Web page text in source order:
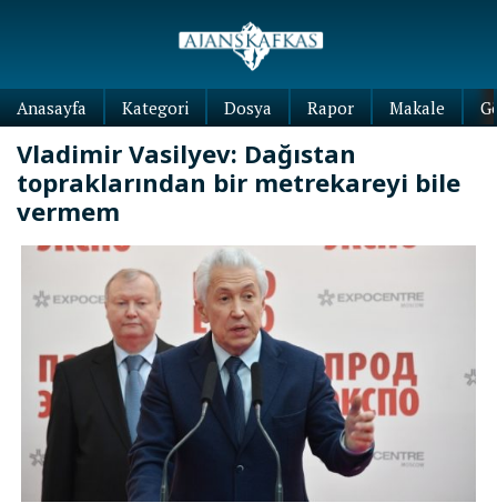
Anasayfa Kategori Dosya Rapor Makale
Vladimir Vasilyev: Dağıstan
topraklarından bir metrekareyi bile
vermem